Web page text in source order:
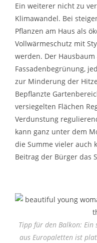
Ein weiterer nicht zu
Klimawandel. Bei
Pflanzen am Haus als
Vollwärmeschutz mit
werden. Der
Fassadenbegrünung,
zur Minderung der
Bepflanzte
versiegelten Flächen
Verdunstung
kann ganz unter dem
die Summe vieler auch
Beitrag der Bürger das
Tipp für den Balkon:
aus Europaletten ist